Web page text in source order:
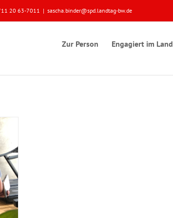
20 63-7011 | sascha.binder@spd.landtag-bw.de
Zur Person Engagiert im Land